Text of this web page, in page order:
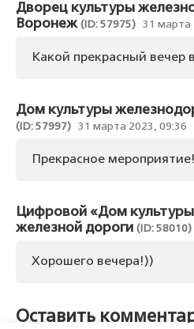
Дворец культуры
Воронеж (ID: 57975) 31 марта
Какой прекрасный вечер
Дом культуры
(ID: 57997) 31 марта 2023, 09:36
Прекрасное мероприятие!
Цифровой «Дом
железной дороги (ID: 58010)
Хорошего вечера!))
Оставить